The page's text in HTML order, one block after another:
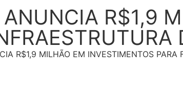
R$1,9
R$1,9 MILHÃO EM INVESTIMENTOS